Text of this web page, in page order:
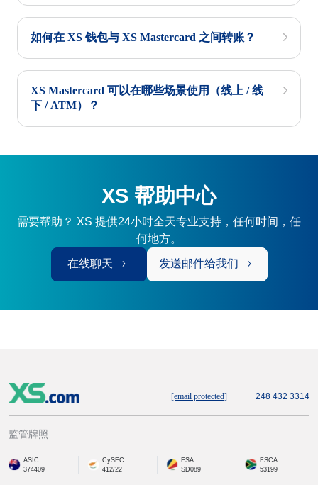
如何在 XS 钱包与 XS Mastercard 之间转账？
XS Mastercard 可以在哪些场景使用（线上 / 线
下 / ATM）？
XS 帮助中心
需要帮助？ XS 提供24小时全天专业支持，任何时间，任
何地方。
在线聊天 发送邮件给我们
[email protected] +248 432 3314
监管牌照
ASIC
374409
CySEC
412/22
FSA
SD089
FSCA
53199